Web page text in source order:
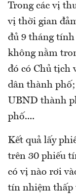
Trong các vị
vị thời gian
đủ 9 tháng tính
không nằm
đó có Chủ tịch
dân thành
UBND thành
phố....
Kết quả lấy
trên 30 phiếu
có vị nào rơi
tín nhiệm thấp